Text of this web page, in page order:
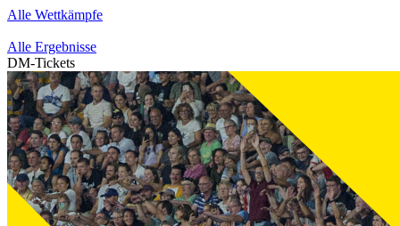
Alle Wettkämpfe
Alle Ergebnisse
DM-Tickets